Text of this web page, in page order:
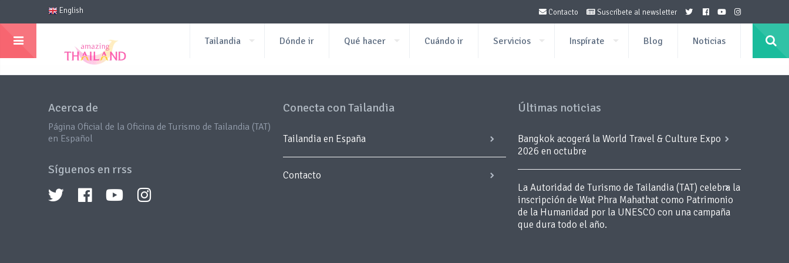
English Contacto Suscríbete al newsletter
Tailandia Dónde ir Qué hacer Cuándo ir Servicios Inspírate Blog Noticias
Acerca de
Página Oficial de la Oficina de Turismo de Tailandia (TAT)
en Español
Síguenos en rrss
Conecta con Tailandia
Tailandia en España
Contacto
Últimas noticias
Bangkok acogerá la World Travel & Culture Expo
2026 en octubre
La Autoridad de Turismo de Tailandia (TAT) celebra la
inscripción de Wat Phra Mahathat como Patrimonio
de la Humanidad por la UNESCO con una campaña
que dura todo el año.